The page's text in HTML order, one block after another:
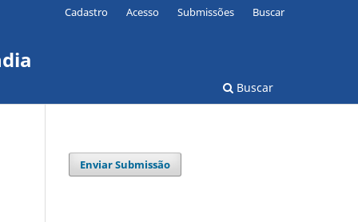
Buscar
Cadastro Acesso Submissões Buscar
Enviar Submissão